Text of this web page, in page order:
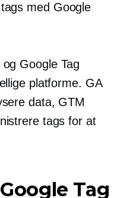
med Google
Google Tag
platforme. GA
data, GTM
tags for at
Tag